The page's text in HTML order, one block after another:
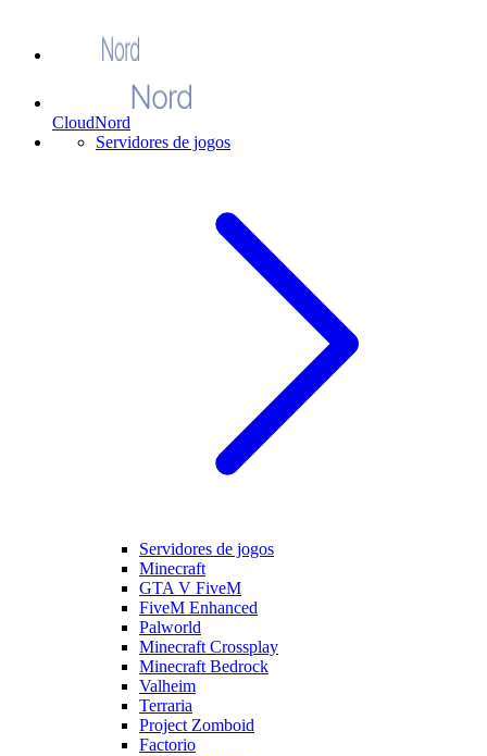
CloudNord
Servidores de jogos
Servidores de jogos
Minecraft
GTA V FiveM
FiveM Enhanced
Palworld
Minecraft Crossplay
Minecraft Bedrock
Valheim
Terraria
Project Zomboid
Factorio